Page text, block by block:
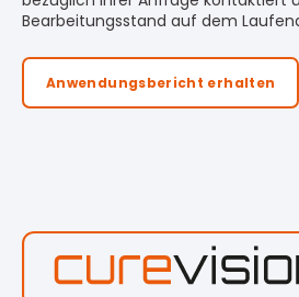
Bearbeitungsstand auf dem